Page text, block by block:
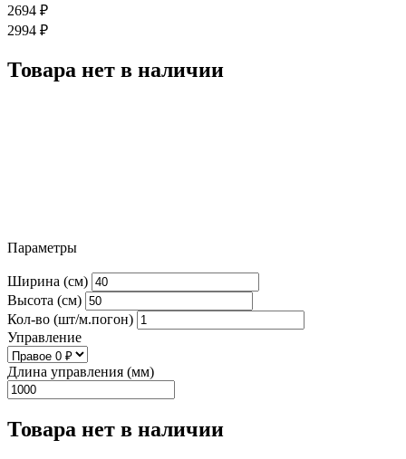
2694 ₽
2994 ₽
Товара нет в наличии
Параметры
Ширина (см)
Высота (см)
Кол-во (шт/м.погон)
Управление
Длина управления (мм)
Товара нет в наличии